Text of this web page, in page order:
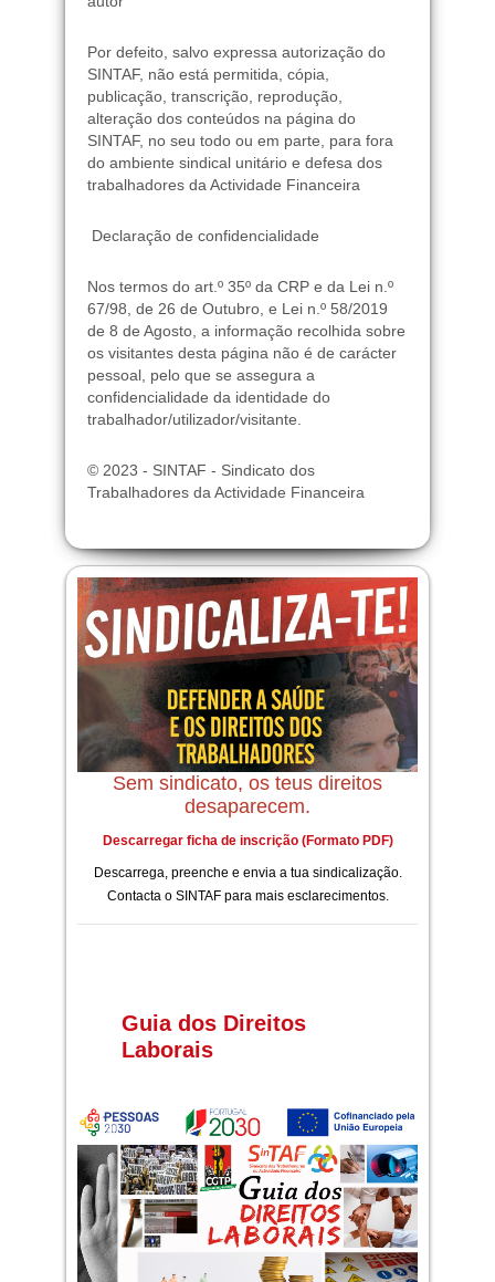
Por defeito, salvo expressa autorização do
SINTAF, não está permitida, cópia,
publicação, transcrição, reprodução,
alteração dos conteúdos na página do
SINTAF, no seu todo ou em parte, para fora
do ambiente sindical unitário e defesa dos
trabalhadores da Actividade Financeira
Declaração de confidencialidade
Nos termos do art.º 35º da CRP e da Lei n.º
67/98, de 26 de Outubro, e Lei n.º 58/2019
de 8 de Agosto, a informação recolhida sobre
os visitantes desta página não é de carácter
pessoal, pelo que se assegura a
confidencialidade da identidade do
trabalhador/utilizador/visitante.
© 2023 - SINTAF - Sindicato dos
Trabalhadores da Actividade Financeira
Sem sindicato, os teus direitos
desaparecem.
Descarregar ficha de inscrição (Formato PDF)
Descarrega, preenche e envia a tua sindicalização.
Contacta o SINTAF para mais esclarecimentos.
Guia dos Direitos
Laborais